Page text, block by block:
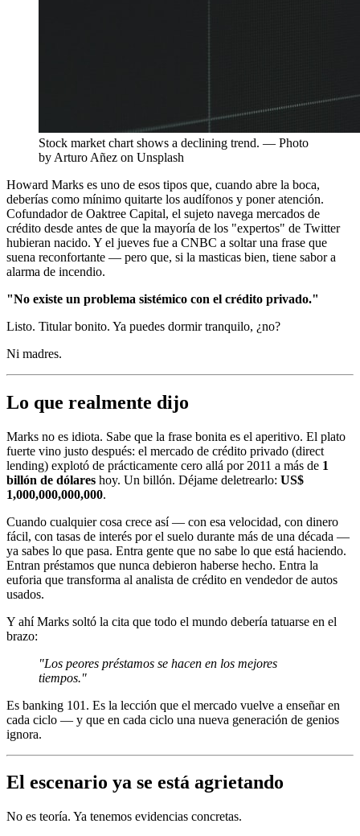
Stock market chart shows a declining trend. — Photo
by Arturo Añez on Unsplash
Howard Marks es uno de esos tipos que, cuando abre la boca,
deberías como mínimo quitarte los audífonos y poner atención.
Cofundador de Oaktree Capital, el sujeto navega mercados de
crédito desde antes de que la mayoría de los "expertos" de Twitter
hubieran nacido. Y el jueves fue a CNBC a soltar una frase que
suena reconfortante — pero que, si la masticas bien, tiene sabor a
alarma de incendio.
"No existe un problema sistémico con el crédito privado."
Listo. Titular bonito. Ya puedes dormir tranquilo, ¿no?
Ni madres.
Lo que realmente dijo
Marks no es idiota. Sabe que la frase bonita es el aperitivo. El plato
fuerte vino justo después: el mercado de crédito privado (direct
lending) explotó de prácticamente cero allá por 2011 a más de 1
billón de dólares hoy. Un billón. Déjame deletrearlo: US$
1,000,000,000,000.
Cuando cualquier cosa crece así — con esa velocidad, con dinero
fácil, con tasas de interés por el suelo durante más de una década —
ya sabes lo que pasa. Entra gente que no sabe lo que está haciendo.
Entran préstamos que nunca debieron haberse hecho. Entra la
euforia que transforma al analista de crédito en vendedor de autos
usados.
Y ahí Marks soltó la cita que todo el mundo debería tatuarse en el
brazo:
"Los peores préstamos se hacen en los mejores
tiempos."
Es banking 101. Es la lección que el mercado vuelve a enseñar en
cada ciclo — y que en cada ciclo una nueva generación de genios
ignora.
El escenario ya se está agrietando
No es teoría. Ya tenemos evidencias concretas.